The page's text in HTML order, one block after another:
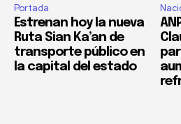
Portada
Estrenan hoy la nueva
Ruta Sian Ka’an de
transporte público en
la capital del estado